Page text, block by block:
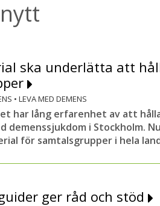
ska underlätta att
• LEVA MED DEMENS
har lång erfarenhet av att
demenssjukdom i Stockholm.
för samtalsgrupper i hela
ger råd och stöd